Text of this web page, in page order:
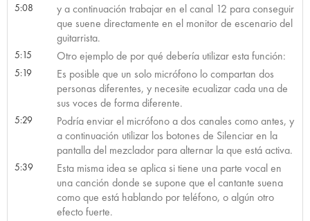
5:08
y a continuación trabajar en el canal 12 para conseguir
que suene directamente en el monitor de escenario del
guitarrista.
5:15 Otro ejemplo de por qué debería utilizar esta función:
5:19
Es posible que un solo micrófono lo compartan dos
personas diferentes, y necesite ecualizar cada una de
sus voces de forma diferente.
5:29
Podría enviar el micrófono a dos canales como antes, y
a continuación utilizar los botones de Silenciar en la
pantalla del mezclador para alternar la que está activa.
5:39
Esta misma idea se aplica si tiene una parte vocal en
una canción donde se supone que el cantante suena
como que está hablando por teléfono, o algún otro
efecto fuerte.